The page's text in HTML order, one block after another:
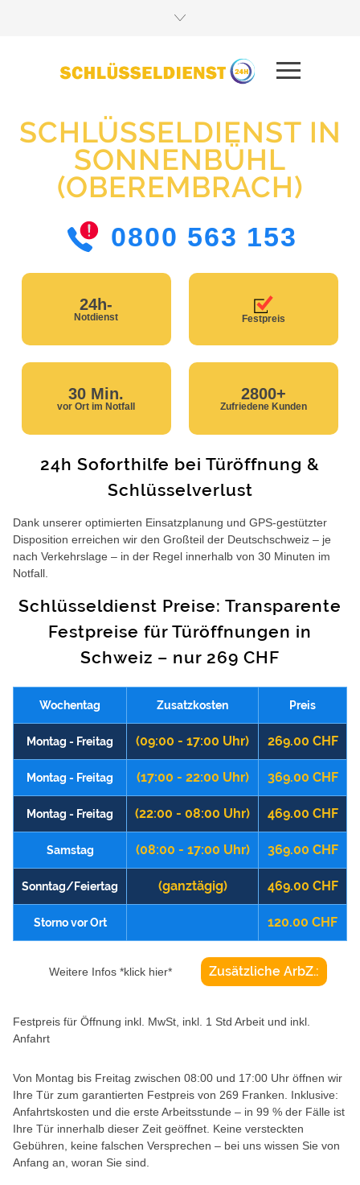
SCHLÜSSELDIENST IN
SONNENBÜHL
(OBEREMBRACH)
0800 563 153
24h-
Notdienst Festpreis
30 Min.
vor Ort im Notfall
2800+
Zufriedene Kunden
24h Soforthilfe bei Türöffnung &
Schlüsselverlust
Dank unserer optimierten Einsatzplanung und GPS-gestützter
Disposition erreichen wir den Großteil der Deutschschweiz – je
nach Verkehrslage – in der Regel innerhalb von 30 Minuten im
Notfall.
Schlüsseldienst Preise: Transparente
Festpreise für Türöffnungen in
Schweiz – nur 269 CHF
Wochentag Zusatzkosten Preis
Montag - Freitag (09:00 - 17:00 Uhr) 269.00 CHF
Montag - Freitag (17:00 - 22:00 Uhr) 369.00 CHF
Montag - Freitag (22:00 - 08:00 Uhr) 469.00 CHF
Samstag (08:00 - 17:00 Uhr) 369.00 CHF
Sonntag/Feiertag (ganztägig) 469.00 CHF
Storno vor Ort 120.00 CHF
Weitere Infos *klick hier* Zusätzliche ArbZ.:
Festpreis für Öffnung inkl. MwSt, inkl. 1 Std Arbeit und inkl.
Anfahrt
Von Montag bis Freitag zwischen 08:00 und 17:00 Uhr öffnen wir
Ihre Tür zum garantierten Festpreis von 269 Franken. Inklusive:
Anfahrtskosten und die erste Arbeitsstunde – in 99 % der Fälle ist
Ihre Tür innerhalb dieser Zeit geöffnet. Keine versteckten
Gebühren, keine falschen Versprechen – bei uns wissen Sie von
Anfang an, woran Sie sind.